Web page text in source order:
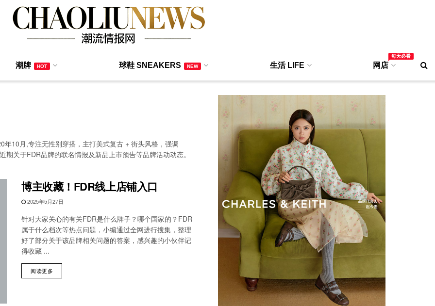
潮牌 HOT 球鞋 SNEAKERS NEW 生活 LIFE 网店
每天必看
10月,专注无性别穿搭，主打美式复古 + 街头风格，强调
关于FDR品牌的联名情报及新品上市预告等品牌活动动态。
博主收藏！FDR线上店铺入口
2025年5月27日
针对大家关心的有关FDR是什么牌子？哪个国家的？FDR
属于什么档次等热点问题，小编通过全网进行搜集，整理
好了部分关于该品牌相关问题的答案，感兴趣的小伙伴记
得收藏 ...
阅读更多